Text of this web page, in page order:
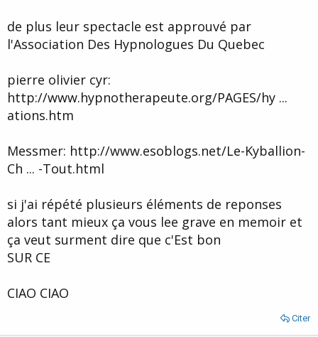
de plus leur spectacle est approuvé par
l'Association Des Hypnologues Du Quebec
pierre olivier cyr:
http://www.hypnotherapeute.org/PAGES/hy ...
ations.htm
Messmer: http://www.esoblogs.net/Le-Kyballion-
Ch ... -Tout.html
si j'ai répété plusieurs éléments de reponses
alors tant mieux ça vous lee grave en memoir et
ça veut surment dire que c'Est bon
SUR CE
CIAO CIAO
Citer